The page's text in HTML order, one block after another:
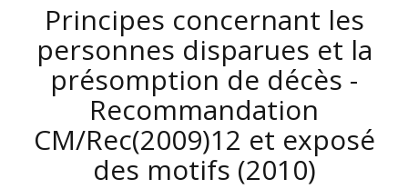
Principes concernant les
personnes disparues et la
présomption de décès -
Recommandation
CM/Rec(2009)12 et exposé
des motifs (2010)